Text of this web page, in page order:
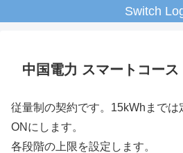
Switch
中国電力 スマートコース
従量制の契約です。15kWhまでは
ONにします。
各段階の上限を設定します。